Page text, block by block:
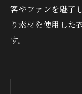
客やファンを魅了
り素材を使用した
す。